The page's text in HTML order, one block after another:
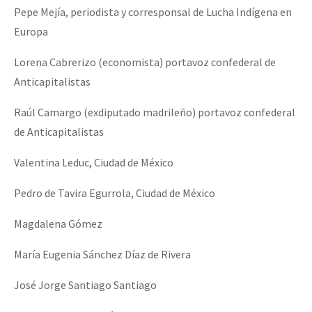
Pepe Mejía, periodista y corresponsal de Lucha Indígena en
Europa
Lorena Cabrerizo (economista) portavoz confederal de
Anticapitalistas
Raúl Camargo (exdiputado madrileño) portavoz confederal
de Anticapitalistas
Valentina Leduc, Ciudad de México
Pedro de Tavira Egurrola, Ciudad de México
Magdalena Gómez
María Eugenia Sánchez Díaz de Rivera
José Jorge Santiago Santiago